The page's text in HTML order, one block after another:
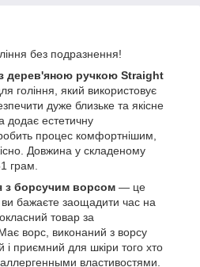
без подразнення!
дерев'яною ручкою Straight
гоління, який використовує
дуже близьке та якісне
додає естетичну
процес комфортнішим,
Довжина у складеному
грам.
з борсучим ворсом — це
ви бажаєте заощадити час на
товар за
ворс, виконаний з ворсу
і приємний для шкіри того хто
властивостями.